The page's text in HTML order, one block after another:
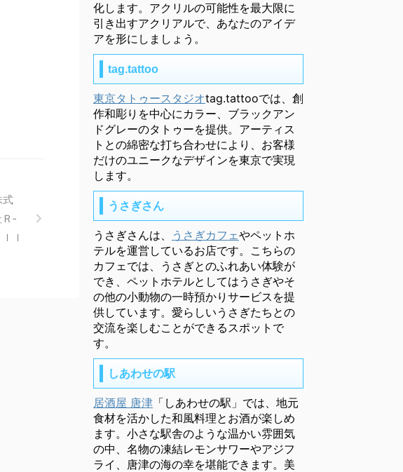
化します。アクリルの可能性を最大限に
引き出すアクリアルで、あなたのアイデ
アを形にしましょう。
tag.tattoo
東京タトゥースタジオtag.tattooでは、創
作和彫りを中心にカラー、ブラックアン
ドグレーのタトゥーを提供。アーティス
トとの綿密な打ち合わせにより、お客様
だけのユニークなデザインを東京で実現
します。
うさぎさん
うさぎさんは、 うさぎカフェやペットホ
テルを運営しているお店です。こちらの
カフェでは、うさぎとのふれあい体験が
でき、ペットホテルとしてはうさぎやそ
の他の小動物の一時預かりサービスを提
供しています。愛らしいうさぎたちとの
交流を楽しむことができるスポットで
す。
しあわせの駅
居酒屋 唐津 「しあわせの駅」では、地元
食材を活かした和風料理とお酒が楽しめ
ます。小さな駅舎のような温かい雰囲気
の中、名物の凍結レモンサワーやアジフ
ライ、唐津の海の幸を堪能できます。美